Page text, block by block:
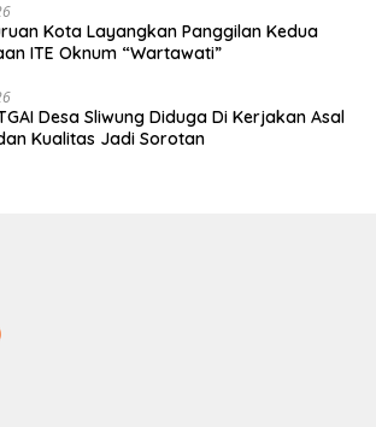
Kota Layangkan Panggilan Kedua
ITE Oknum “Wartawati”
Desa Sliwung Diduga Di Kerjakan Asal
Kualitas Jadi Sorotan